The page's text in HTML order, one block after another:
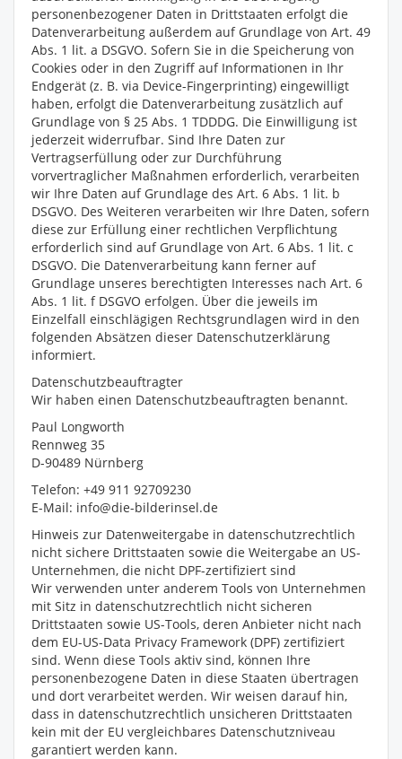
personenbezogener Daten in Drittstaaten erfolgt die
Datenverarbeitung außerdem auf Grundlage von Art. 49
Abs. 1 lit. a DSGVO. Sofern Sie in die Speicherung von
Cookies oder in den Zugriff auf Informationen in Ihr
Endgerät (z. B. via Device-Fingerprinting) eingewilligt
haben, erfolgt die Datenverarbeitung zusätzlich auf
Grundlage von § 25 Abs. 1 TDDDG. Die Einwilligung ist
jederzeit widerrufbar. Sind Ihre Daten zur
Vertragserfüllung oder zur Durchführung
vorvertraglicher Maßnahmen erforderlich, verarbeiten
wir Ihre Daten auf Grundlage des Art. 6 Abs. 1 lit. b
DSGVO. Des Weiteren verarbeiten wir Ihre Daten, sofern
diese zur Erfüllung einer rechtlichen Verpflichtung
erforderlich sind auf Grundlage von Art. 6 Abs. 1 lit. c
DSGVO. Die Datenverarbeitung kann ferner auf
Grundlage unseres berechtigten Interesses nach Art. 6
Abs. 1 lit. f DSGVO erfolgen. Über die jeweils im
Einzelfall einschlägigen Rechtsgrundlagen wird in den
folgenden Absätzen dieser Datenschutzerklärung
informiert.
Datenschutz­beauftragter
Wir haben einen Datenschutzbeauftragten benannt.
Paul Longworth
Rennweg 35
D-90489 Nürnberg
Telefon: +49 911 92709230
E-Mail: info@die-bilderinsel.de
Hinweis zur Datenweitergabe in datenschutzrechtlich
nicht sichere Drittstaaten sowie die Weitergabe an US-
Unternehmen, die nicht DPF-zertifiziert sind
Wir verwenden unter anderem Tools von Unternehmen
mit Sitz in datenschutzrechtlich nicht sicheren
Drittstaaten sowie US-Tools, deren Anbieter nicht nach
dem EU-US-Data Privacy Framework (DPF) zertifiziert
sind. Wenn diese Tools aktiv sind, können Ihre
personenbezogene Daten in diese Staaten übertragen
und dort verarbeitet werden. Wir weisen darauf hin,
dass in datenschutzrechtlich unsicheren Drittstaaten
kein mit der EU vergleichbares Datenschutzniveau
garantiert werden kann.